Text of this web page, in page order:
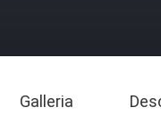
Galleria